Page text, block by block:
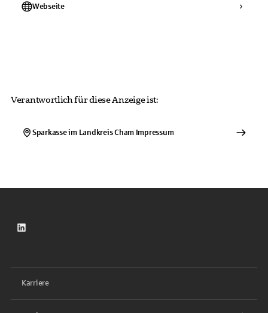
Webseite
Verantwortlich für diese Anzeige ist:
Sparkasse im Landkreis ChamImpressum
LinkedIn
Karriere